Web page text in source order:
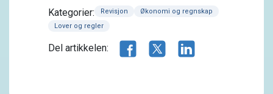
Kategorier:
Revisjon
Økonomi og regnskap
Lover og regler
Del artikkelen: Del artikkelen på Facebook
Del artikkelen på X.com